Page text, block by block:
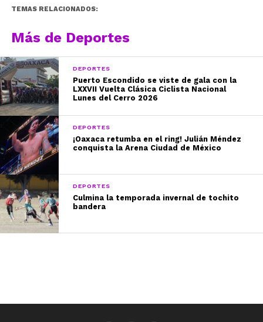
TEMAS RELACIONADOS:
Más de Deportes
DEPORTES
Puerto Escondido se viste de gala con la
LXXVII Vuelta Clásica Ciclista Nacional
Lunes del Cerro 2026
DEPORTES
¡Oaxaca retumba en el ring! Julián Méndez
conquista la Arena Ciudad de México
DEPORTES
Culmina la temporada invernal de tochito
bandera